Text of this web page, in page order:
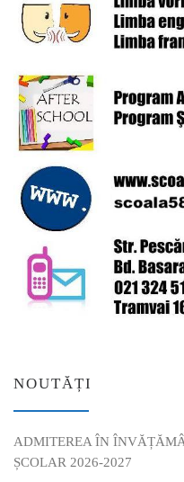
NOUTĂȚI
ADMITEREA ÎN
ȘCOLAR 2026-2027